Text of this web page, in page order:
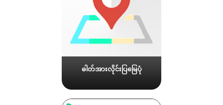
ဓါတ်အားလိုင်းပြမြေပုံ